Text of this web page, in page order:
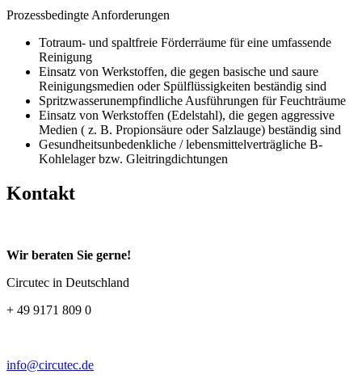
Prozessbedingte Anforderungen
Totraum- und spaltfreie Förderräume für eine umfassende
Reinigung
Einsatz von Werkstoffen, die gegen basische und saure
Reinigungsmedien oder Spülflüssigkeiten beständig sind
Spritzwasserunempfindliche Ausführungen für Feuchträume
Einsatz von Werkstoffen (Edelstahl), die gegen aggressive
Medien ( z. B. Propionsäure oder Salzlauge) beständig sind
Gesundheitsunbedenkliche / lebensmittelverträgliche B-
Kohlelager bzw. Gleitringdichtungen
Kontakt
Wir beraten Sie gerne!
Circutec in Deutschland
+ 49 9171 809 0
info@circutec.de